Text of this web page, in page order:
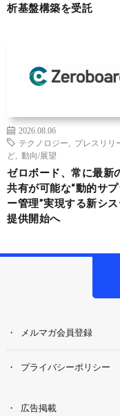
析基盤構築を受託
2026.08.06
テクノロジー
プレスリリ
ど
動向/展望
ゼロボード、常に最新
共有が可能な“動的サ
ー管理”実現する新シ
提供開始へ
メルマガ会員登録
プライバシーポリシー
広告掲載